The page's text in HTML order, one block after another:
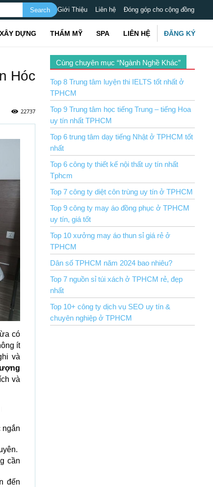
Giới Thiệu Liên hệ Đóng góp cho cộng đồng
XÂY DỰNG THẨM MỸ SPA LIÊN HỆ ĐĂNG KÝ
Hóc
22737
có
ít
và
và
ngắn
cần
đến
Cùng chuyên mục “Ngành Nghề Khác”
Top 8 Trung tâm luyện thi IELTS tốt nhất ở
TPHCM
Top 9 Trung tâm học tiếng Trung – tiếng Hoa
uy tín nhất TPHCM
Top 6 trung tâm dạy tiếng Nhật ở TPHCM tốt
nhất
Top 6 công ty thiết kế nội thất uy tín nhất
Tphcm
Top 7 công ty diệt côn trùng uy tín ở TPHCM
Top 9 công ty may áo đồng phục ở TPHCM
uy tín, giá tốt
Top 10 xưởng may áo thun sỉ giá rẻ ở
TPHCM
Dân số TPHCM năm 2024 bao nhiêu?
Top 7 nguồn sỉ túi xách ở TPHCM rẻ, đẹp
nhất
Top 10+ công ty dịch vụ SEO uy tín &
chuyên nghiệp ở TPHCM